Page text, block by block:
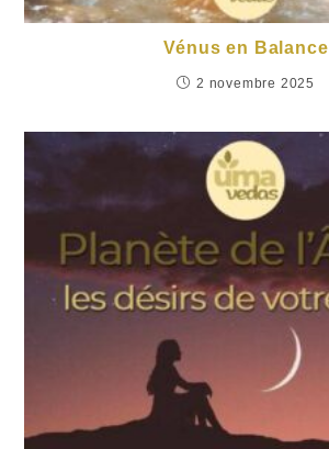
Vénus en Balance
2 novembre 2025